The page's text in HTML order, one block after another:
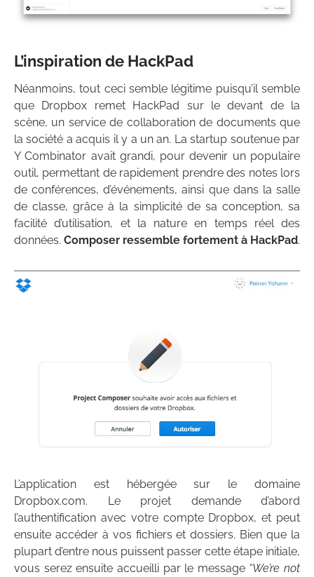
L’inspiration de HackPad
Néanmoins, tout ceci semble légitime puisqu’il semble
que Dropbox remet HackPad sur le devant de la
scène, un service de collaboration de documents que
la société a acquis il y a un an. La startup soutenue par
Y Combinator avait grandi, pour devenir un populaire
outil, permettant de rapidement prendre des notes lors
de conférences, d’événements, ainsi que dans la salle
de classe, grâce à la simplicité de sa conception, sa
facilité d’utilisation, et la nature en temps réel des
données. Composer ressemble fortement à HackPad.
L’application est hébergée sur le domaine
Dropbox.com. Le projet demande d’abord
l’authentification avec votre compte Dropbox, et peut
ensuite accéder à vos fichiers et dossiers. Bien que la
plupart d’entre nous puissent passer cette étape initiale,
vous serez ensuite accueilli par le message “We’re not